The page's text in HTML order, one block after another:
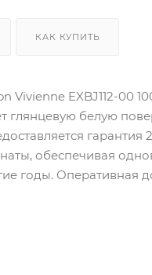
КАК КУПИТЬ
Vivienne EXBJ112-
глянцевую белую
обеспечивая
годы. Оперативная